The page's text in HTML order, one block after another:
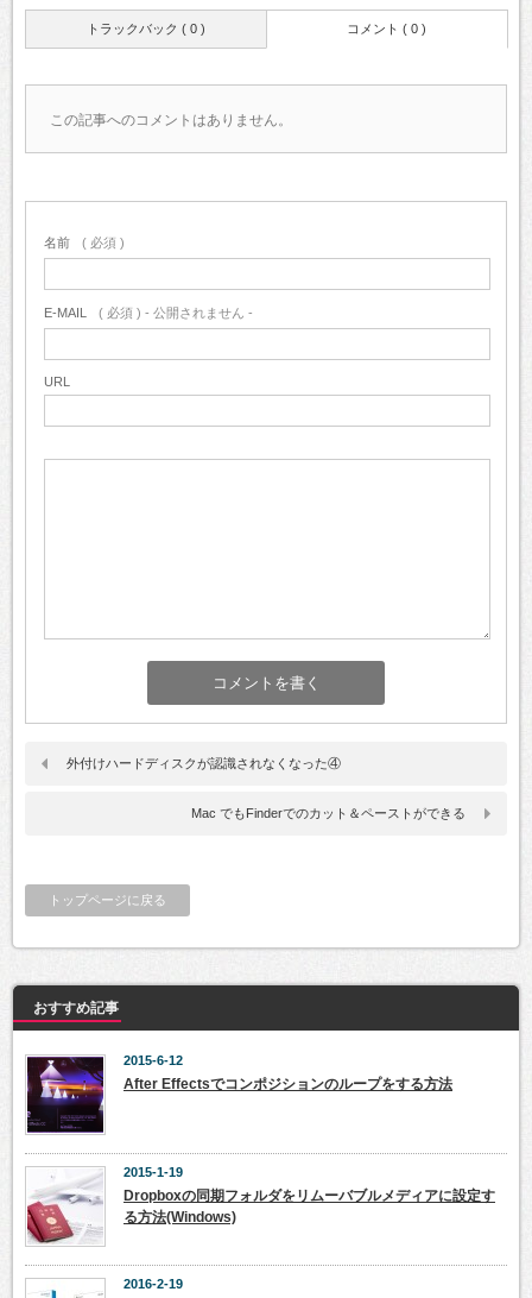
トラックバック ( 0 ) コメント ( 0 )
この記事へのコメントはありません。
名前 ( 必須 )
E-MAIL ( 必須 ) - 公開されません -
URL
外付けハードディスクが認識されなくなった④
Mac でもFinderでのカット＆ペーストができる
トップページに戻る
おすすめ記事
2015-6-12
After Effectsでコンポジションのループをする方法
2015-1-19
Dropboxの同期フォルダをリムーバブルメディアに設定す
る方法(Windows)
2016-2-19